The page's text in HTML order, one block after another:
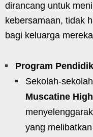
dirancang untuk
kebersamaan, tidak
bagi keluarga
Program
Sekolah-
Muscatine
yang